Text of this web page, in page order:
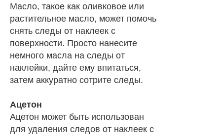
Масло, такое как оливковое или
растительное масло, может помочь
снять следы от наклеек с
поверхности. Просто нанесите
немного масла на следы от
наклейки, дайте ему впитаться,
затем аккуратно сотрите следы.
Ацетон
Ацетон может быть использован
для удаления следов от наклеек с